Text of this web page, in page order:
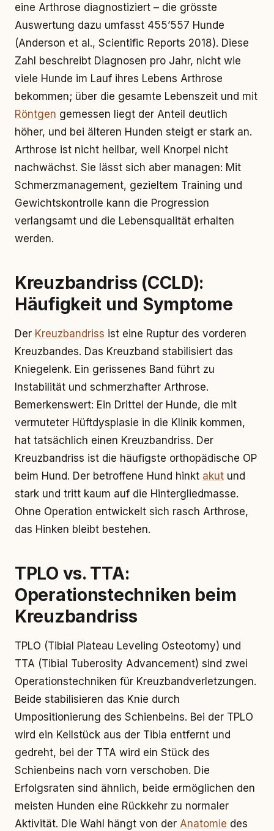
eine Arthrose diagnostiziert – die grösste
Auswertung dazu umfasst 455’557 Hunde
(Anderson et al., Scientific Reports 2018). Diese
Zahl beschreibt Diagnosen pro Jahr, nicht wie
viele Hunde im Lauf ihres Lebens Arthrose
bekommen; über die gesamte Lebenszeit und mit
Röntgen gemessen liegt der Anteil deutlich
höher, und bei älteren Hunden steigt er stark an.
Arthrose ist nicht heilbar, weil Knorpel nicht
nachwächst. Sie lässt sich aber managen: Mit
Schmerzmanagement, gezieltem Training und
Gewichtskontrolle kann die Progression
verlangsamt und die Lebensqualität erhalten
werden.
Kreuzbandriss (CCLD):
Häufigkeit und Symptome
Der Kreuzbandriss ist eine Ruptur des vorderen
Kreuzbandes. Das Kreuzband stabilisiert das
Kniegelenk. Ein gerissenes Band führt zu
Instabilität und schmerzhafter Arthrose.
Bemerkenswert: Ein Drittel der Hunde, die mit
vermuteter Hüftdysplasie in die Klinik kommen,
hat tatsächlich einen Kreuzbandriss. Der
Kreuzbandriss ist die häufigste orthopädische OP
beim Hund. Der betroffene Hund hinkt akut und
stark und tritt kaum auf die Hintergliedmasse.
Ohne Operation entwickelt sich rasch Arthrose,
das Hinken bleibt bestehen.
TPLO vs. TTA:
Operationstechniken beim
Kreuzbandriss
TPLO (Tibial Plateau Leveling Osteotomy) und
TTA (Tibial Tuberosity Advancement) sind zwei
Operationstechniken für Kreuzbandverletzungen.
Beide stabilisieren das Knie durch
Umpositionierung des Schienbeins. Bei der TPLO
wird ein Keilstück aus der Tibia entfernt und
gedreht, bei der TTA wird ein Stück des
Schienbeins nach vorn verschoben. Die
Erfolgsraten sind ähnlich, beide ermöglichen den
meisten Hunden eine Rückkehr zu normaler
Aktivität. Die Wahl hängt von der Anatomie des